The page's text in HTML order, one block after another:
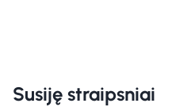
Susiję straipsniai